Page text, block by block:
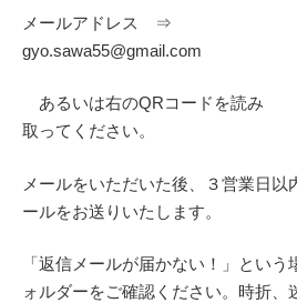
メールアドレス ⇒
gyo.sawa55@gmail.com
あるいは右のQRコードを読み
取ってください。
メールをいただいた後、３営業日以
ールをお送りいたします。
「返信メールが届かない！」とい
ォルダーをご確認ください。時折、